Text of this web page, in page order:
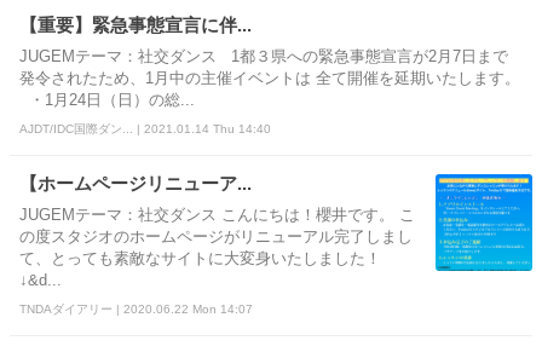
【重要】緊急事態宣言に伴...
JUGEMテーマ：社交ダンス 1都３県への緊急事態宣言が2月7日まで
発令されたため、1月中の主催イベントは 全て開催を延期いたします。
・1月24日（日）の総...
AJDT/IDC国際ダン... | 2021.01.14 Thu 14:40
【ホームページリニューア...
JUGEMテーマ：社交ダンス こんにちは！櫻井です。 こ
の度スタジオのホームページがリニューアル完了しまし
て、とっても素敵なサイトに大変身いたしました！
↓&d...
TNDAダイアリー | 2020.06.22 Mon 14:07